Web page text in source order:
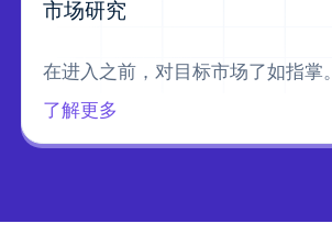
市场研究
在进入之前，对目标市场了如指掌。
了解更多